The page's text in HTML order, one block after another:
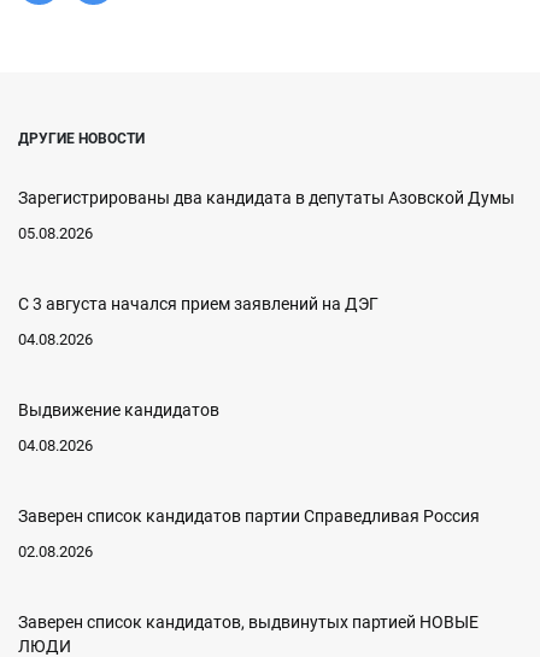
ДРУГИЕ НОВОСТИ
Зарегистрированы два кандидата в депутаты Азовской Думы
05.08.2026
С 3 августа начался прием заявлений на ДЭГ
04.08.2026
Выдвижение кандидатов
04.08.2026
Заверен список кандидатов партии Справедливая Россия
02.08.2026
Заверен список кандидатов, выдвинутых партией НОВЫЕ
ЛЮДИ